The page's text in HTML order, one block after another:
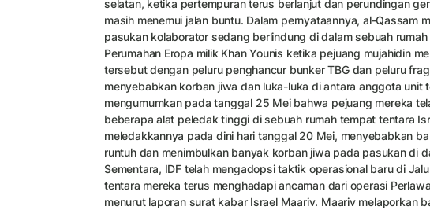
selatan, ketika pertempuran terus berlanjut dan perundingan
masih menemui jalan buntu. Dalam pernyataannya, al-Qassam
pasukan kolaborator sedang berlindung di dalam sebuah
Perumahan Eropa milik Khan Younis ketika pejuang mujahidin
tersebut dengan peluru penghancur bunker TBG dan peluru
menyebabkan korban jiwa dan luka-luka di antara anggota unit
mengumumkan pada tanggal 25 Mei bahwa pejuang mereka
beberapa alat peledak tinggi di sebuah rumah tempat tentara
meledakkannya pada dini hari tanggal 20 Mei, menyebabkan
runtuh dan menimbulkan banyak korban jiwa pada pasukan di
Sementara, IDF telah mengadopsi taktik operasional baru di
tentara mereka terus menghadapi ancaman dari operasi
menurut laporan surat kabar Israel Maariv. Maariv melaporkan